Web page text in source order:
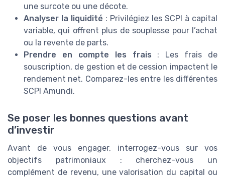
une surcote ou une décote.
Analyser la liquidité : Privilégiez les SCPI à capital
variable, qui offrent plus de souplesse pour l’achat
ou la revente de parts.
Prendre en compte les frais : Les frais de
souscription, de gestion et de cession impactent le
rendement net. Comparez-les entre les différentes
SCPI Amundi.
Se poser les bonnes questions avant
d’investir
Avant de vous engager, interrogez-vous sur vos
objectifs patrimoniaux : cherchez-vous un
complément de revenu, une valorisation du capital ou